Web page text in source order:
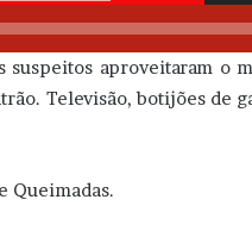
aproveitaram o
Televisão, botijões de
Queimadas.